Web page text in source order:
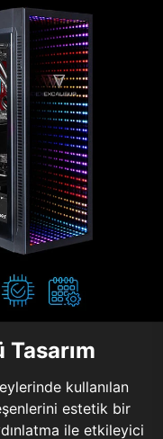
Tasarım
kullanılan
estetik bir
ile etkileyici